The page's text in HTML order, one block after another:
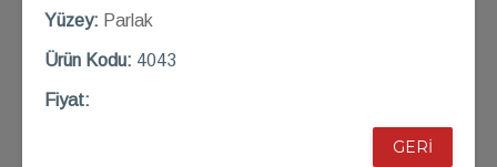
Yüzey: Parlak
Ürün Kodu: 4043
Fiyat:
GERİ